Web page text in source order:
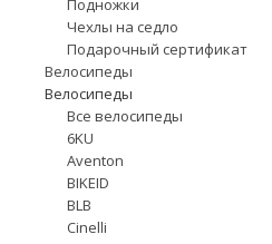
Подножки
Чехлы на седло
Подарочный сертификат
Велосипеды
Велосипеды
Все велосипеды
6KU
Aventon
BIKEID
BLB
Cinelli